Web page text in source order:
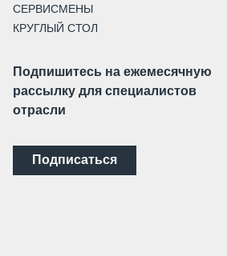
СЕРВИСМЕНЫ
КРУГЛЫЙ СТОЛ
Подпишитесь на ежемесячную
рассылку для специалистов
отрасли
Подписаться